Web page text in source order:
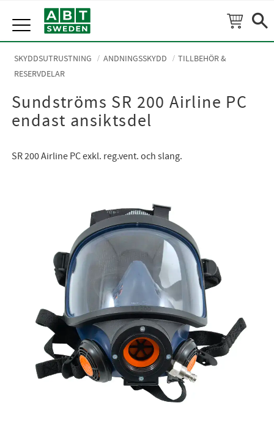
Meny
SKYDDSUTRUSTNING ANDNINGSSKYDD
TILLBEHÖR &
RESERVDELAR
Sundströms SR 200 Airline PC
endast ansiktsdel
SR 200 Airline PC exkl. reg.vent. och slang.